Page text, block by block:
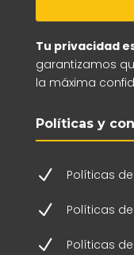
Tu privacidad
garantizamos
la máxima
Políticas y
N Políticas
N Políticas
N Políticas